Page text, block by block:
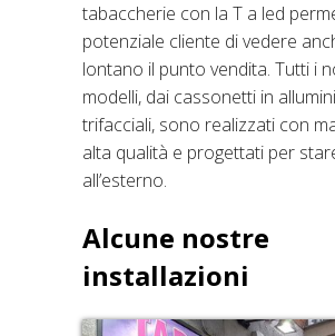
tabaccherie con la T a led
potenziale cliente di vedere
lontano il punto vendita. Tutti i
modelli, dai cassonetti in
trifacciali, sono realizzati con
alta qualità e progettati per
all’esterno.
Alcune nostre
installazioni